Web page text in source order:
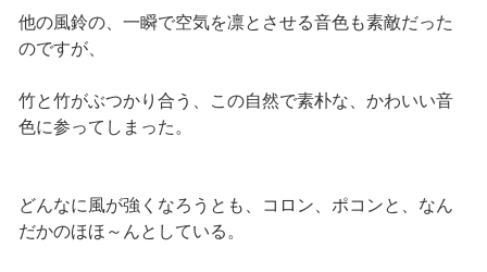
他の風鈴の、一瞬で空気を凛とさせる音色も素敵だった
のですが、
竹と竹がぶつかり合う、この自然で素朴な、かわいい音
色に参ってしまった。
どんなに風が強くなろうとも、コロン、ポコンと、なん
だかのほほ～んとしている。